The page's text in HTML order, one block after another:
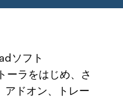
ソフト
ーラをはじめ、さ
アドオン、トレー